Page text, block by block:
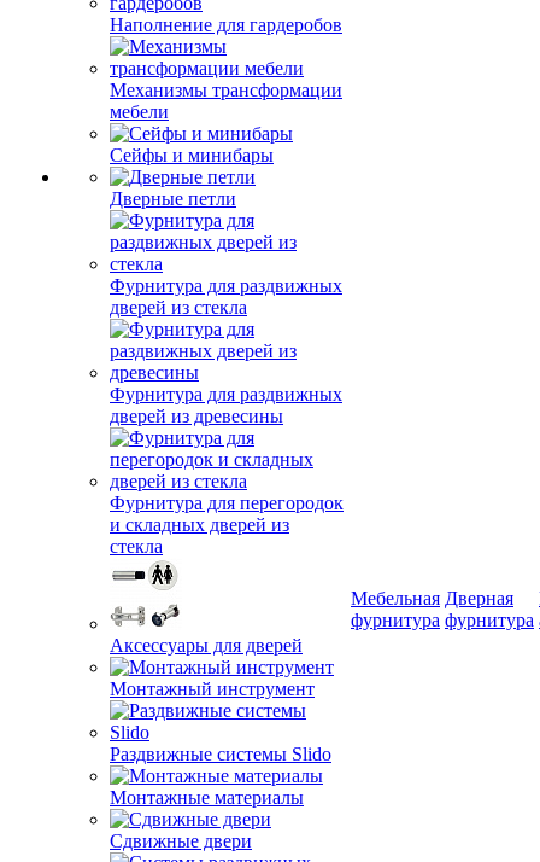
Наполнение для гардеробов
Механизмы трансформации
мебели
Сейфы и минибары
Дверные петли
Фурнитура для раздвижных
дверей из стекла
Фурнитура для раздвижных
дверей из древесины
Фурнитура для перегородок
и складных дверей из
стекла
Аксессуары для дверей
Монтажный инструмент
Раздвижные системы Slido
Монтажные материалы
Сдвижные двери
Мебельная
фурнитура
Дверная
фурнитура